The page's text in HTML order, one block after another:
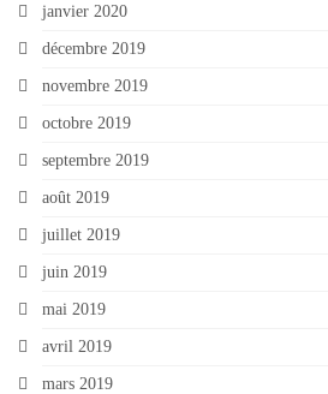
janvier 2020
décembre 2019
novembre 2019
octobre 2019
septembre 2019
août 2019
juillet 2019
juin 2019
mai 2019
avril 2019
mars 2019